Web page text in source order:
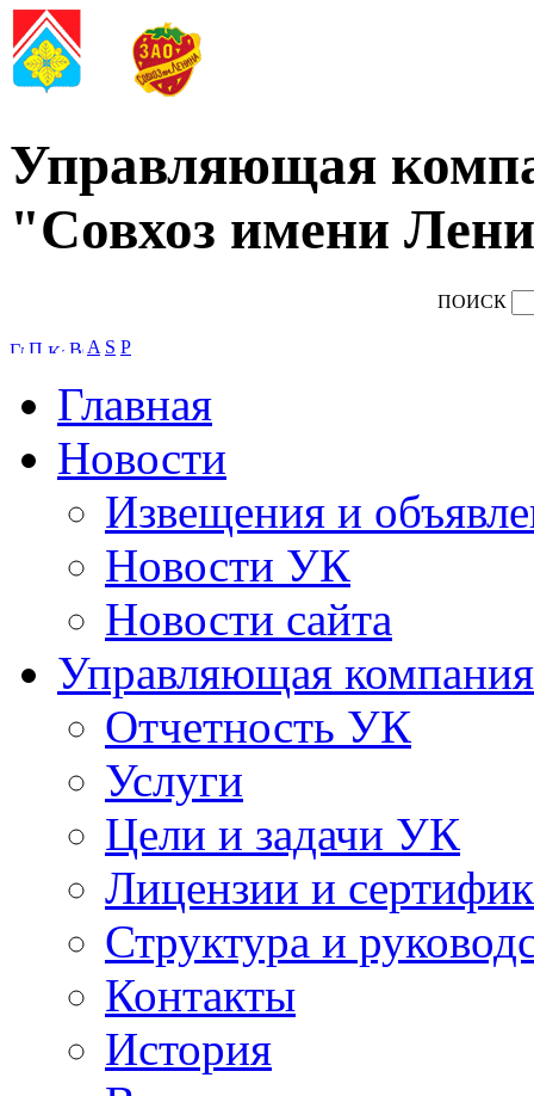
Управляющая
"Совхоз имени
ПОИСК
A S P
Главная
Новости
Извещения и
Новости УК
Новости сайта
Управляющая компания
Отчетность УК
Услуги
Цели и задачи УК
Лицензии и
Структура и
Контакты
История